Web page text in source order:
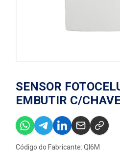
SENSOR
EMBUTIR C/
Código do Fabricante: QI6M